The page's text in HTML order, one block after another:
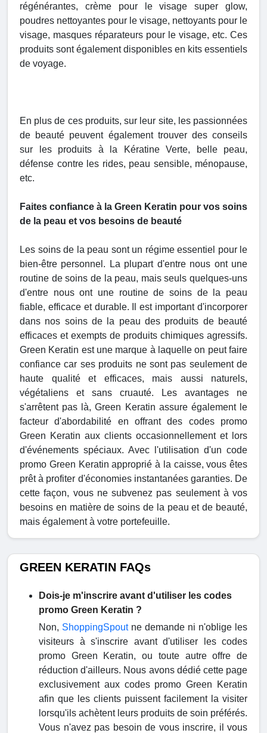
régénérantes, crème pour le visage super glow,
poudres nettoyantes pour le visage, nettoyants pour le
visage, masques réparateurs pour le visage, etc. Ces
produits sont également disponibles en kits essentiels
de voyage.
En plus de ces produits, sur leur site, les passionnées
de beauté peuvent également trouver des conseils
sur les produits à la Kératine Verte, belle peau,
défense contre les rides, peau sensible, ménopause,
etc.
Faites confiance à la Green Keratin pour vos soins
de la peau et vos besoins de beauté
Les soins de la peau sont un régime essentiel pour le
bien-être personnel. La plupart d'entre nous ont une
routine de soins de la peau, mais seuls quelques-uns
d'entre nous ont une routine de soins de la peau
fiable, efficace et durable. Il est important d'incorporer
dans nos soins de la peau des produits de beauté
efficaces et exempts de produits chimiques agressifs.
Green Keratin est une marque à laquelle on peut faire
confiance car ses produits ne sont pas seulement de
haute qualité et efficaces, mais aussi naturels,
végétaliens et sans cruauté. Les avantages ne
s'arrêtent pas là, Green Keratin assure également le
facteur d'abordabilité en offrant des codes promo
Green Keratin aux clients occasionnellement et lors
d'événements spéciaux. Avec l'utilisation d'un code
promo Green Keratin approprié à la caisse, vous êtes
prêt à profiter d'économies instantanées garanties. De
cette façon, vous ne subvenez pas seulement à vos
besoins en matière de soins de la peau et de beauté,
mais également à votre portefeuille.
GREEN KERATIN FAQs
Dois-je m'inscrire avant d'utiliser les codes
promo Green Keratin ?
Non, ShoppingSpoutne demande ni n'oblige les
visiteurs à s'inscrire avant d'utiliser les codes
promo Green Keratin, ou toute autre offre de
réduction d'ailleurs. Nous avons dédié cette page
exclusivement aux codes promo Green Keratin
afin que les clients puissent facilement la visiter
lorsqu'ils achètent leurs produits de soin préférés.
Vous n'avez pas besoin de vous inscrire, il vous